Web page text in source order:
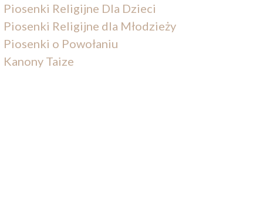
Piosenki Religijne Dla Dzieci
Piosenki Religijne dla Młodzieży
Piosenki o Powołaniu
Kanony Taize